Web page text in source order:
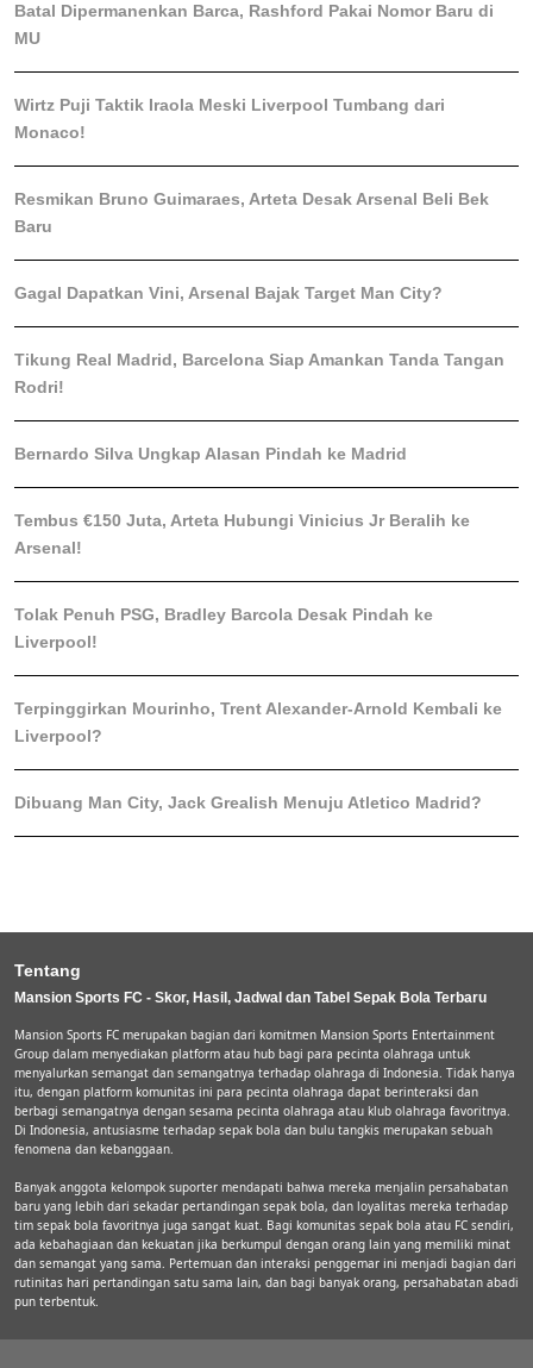
Batal Dipermanenkan Barca, Rashford Pakai Nomor Baru di
MU
Wirtz Puji Taktik Iraola Meski Liverpool Tumbang dari
Monaco!
Resmikan Bruno Guimaraes, Arteta Desak Arsenal Beli Bek
Baru
Gagal Dapatkan Vini, Arsenal Bajak Target Man City?
Tikung Real Madrid, Barcelona Siap Amankan Tanda Tangan
Rodri!
Bernardo Silva Ungkap Alasan Pindah ke Madrid
Tembus €150 Juta, Arteta Hubungi Vinicius Jr Beralih ke
Arsenal!
Tolak Penuh PSG, Bradley Barcola Desak Pindah ke
Liverpool!
Terpinggirkan Mourinho, Trent Alexander-Arnold Kembali ke
Liverpool?
Dibuang Man City, Jack Grealish Menuju Atletico Madrid?
Tentang
Mansion Sports FC - Skor, Hasil, Jadwal dan Tabel Sepak Bola Terbaru
Mansion Sports FC merupakan bagian dari komitmen Mansion Sports Entertainment
Group dalam menyediakan platform atau hub bagi para pecinta olahraga untuk
menyalurkan semangat dan semangatnya terhadap olahraga di Indonesia. Tidak hanya
itu, dengan platform komunitas ini para pecinta olahraga dapat berinteraksi dan
berbagi semangatnya dengan sesama pecinta olahraga atau klub olahraga favoritnya.
Di Indonesia, antusiasme terhadap sepak bola dan bulu tangkis merupakan sebuah
fenomena dan kebanggaan.
Banyak anggota kelompok suporter mendapati bahwa mereka menjalin persahabatan
baru yang lebih dari sekadar pertandingan sepak bola, dan loyalitas mereka terhadap
tim sepak bola favoritnya juga sangat kuat. Bagi komunitas sepak bola atau FC sendiri,
ada kebahagiaan dan kekuatan jika berkumpul dengan orang lain yang memiliki minat
dan semangat yang sama. Pertemuan dan interaksi penggemar ini menjadi bagian dari
rutinitas hari pertandingan satu sama lain, dan bagi banyak orang, persahabatan abadi
pun terbentuk.